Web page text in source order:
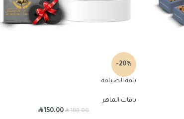
-20%
باقة الضيافة
باقات الماهر
R188.00
R150.00